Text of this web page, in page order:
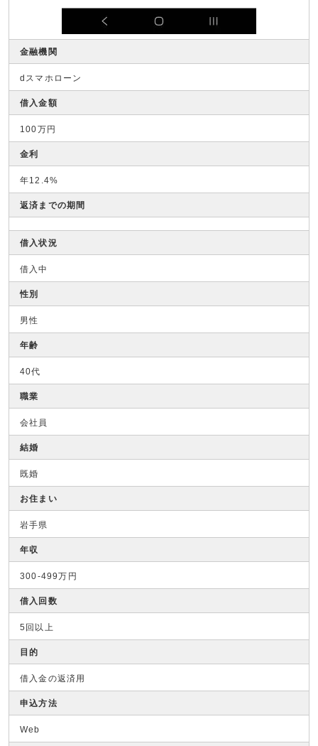
金融機関
dスマホローン
借入金額
100万円
金利
年12.4%
返済までの期間
借入状況
借入中
性別
男性
年齢
40代
職業
会社員
結婚
既婚
お住まい
岩手県
年収
300-499万円
借入回数
5回以上
目的
借入金の返済用
申込方法
Web